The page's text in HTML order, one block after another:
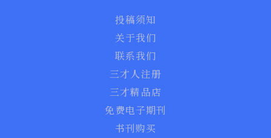
投稿须知
关于我们
联系我们
三才人注册
三才精品店
免费电子期刊
书刊购买